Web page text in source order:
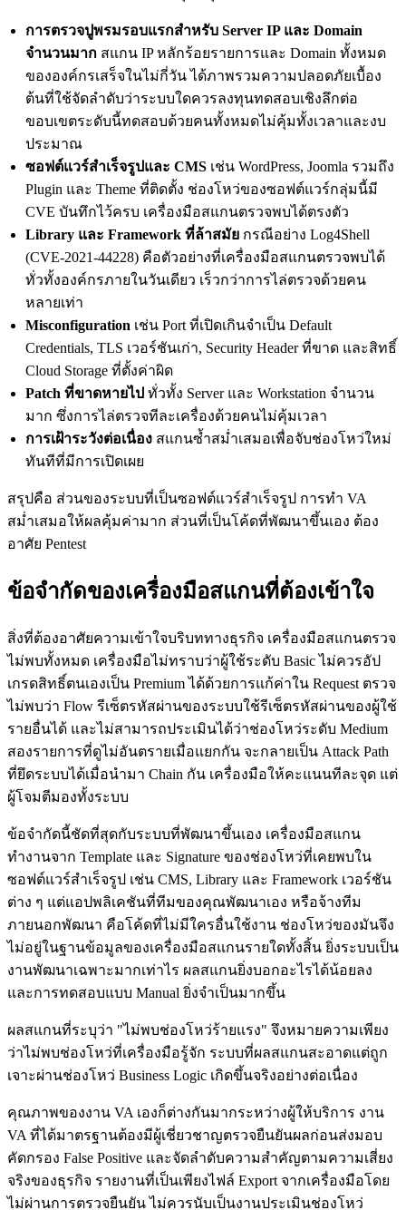
การตรวจปูพรมรอบแรกสำหรับ Server IP และ Domain
จำนวนมาก สแกน IP หลักร้อยรายการและ Domain ทั้งหมด
ขององค์กรเสร็จในไม่กี่วัน ได้ภาพรวมความปลอดภัยเบื้อง
ต้นที่ใช้จัดลำดับว่าระบบใดควรลงทุนทดสอบเชิงลึกต่อ
ขอบเขตระดับนี้ทดสอบด้วยคนทั้งหมดไม่คุ้มทั้งเวลาและงบ
ประมาณ
ซอฟต์แวร์สำเร็จรูปและ CMS เช่น WordPress, Joomla รวมถึง
Plugin และ Theme ที่ติดตั้ง ช่องโหว่ของซอฟต์แวร์กลุ่มนี้มี
CVE บันทึกไว้ครบ เครื่องมือสแกนตรวจพบได้ตรงตัว
Library และ Framework ที่ล้าสมัย กรณีอย่าง Log4Shell
(CVE-2021-44228) คือตัวอย่างที่เครื่องมือสแกนตรวจพบได้
ทั่วทั้งองค์กรภายในวันเดียว เร็วกว่าการไล่ตรวจด้วยคน
หลายเท่า
Misconfiguration เช่น Port ที่เปิดเกินจำเป็น Default
Credentials, TLS เวอร์ชันเก่า, Security Header ที่ขาด และสิทธิ์
Cloud Storage ที่ตั้งค่าผิด
Patch ที่ขาดหายไป ทั่วทั้ง Server และ Workstation จำนวน
มาก ซึ่งการไล่ตรวจทีละเครื่องด้วยคนไม่คุ้มเวลา
การเฝ้าระวังต่อเนื่อง สแกนซ้ำสม่ำเสมอเพื่อจับช่องโหว่ใหม่
ทันทีที่มีการเปิดเผย
สรุปคือ ส่วนของระบบที่เป็นซอฟต์แวร์สำเร็จรูป การทำ VA
สม่ำเสมอให้ผลคุ้มค่ามาก ส่วนที่เป็นโค้ดที่พัฒนาขึ้นเอง ต้อง
อาศัย Pentest
ข้อจำกัดของเครื่องมือสแกนที่ต้องเข้าใจ
สิ่งที่ต้องอาศัยความเข้าใจบริบททางธุรกิจ เครื่องมือสแกนตรวจ
ไม่พบทั้งหมด เครื่องมือไม่ทราบว่าผู้ใช้ระดับ Basic ไม่ควรอัป
เกรดสิทธิ์ตนเองเป็น Premium ได้ด้วยการแก้ค่าใน Request ตรวจ
ไม่พบว่า Flow รีเซ็ตรหัสผ่านของระบบใช้รีเซ็ตรหัสผ่านของผู้ใช้
รายอื่นได้ และไม่สามารถประเมินได้ว่าช่องโหว่ระดับ Medium
สองรายการที่ดูไม่อันตรายเมื่อแยกกัน จะกลายเป็น Attack Path
ที่ยึดระบบได้เมื่อนำมา Chain กัน เครื่องมือให้คะแนนทีละจุด แต่
ผู้โจมตีมองทั้งระบบ
ข้อจำกัดนี้ชัดที่สุดกับระบบที่พัฒนาขึ้นเอง เครื่องมือสแกน
ทำงานจาก Template และ Signature ของช่องโหว่ที่เคยพบใน
ซอฟต์แวร์สำเร็จรูป เช่น CMS, Library และ Framework เวอร์ชัน
ต่าง ๆ แต่แอปพลิเคชันที่ทีมของคุณพัฒนาเอง หรือจ้างทีม
ภายนอกพัฒนา คือโค้ดที่ไม่มีใครอื่นใช้งาน ช่องโหว่ของมันจึง
ไม่อยู่ในฐานข้อมูลของเครื่องมือสแกนรายใดทั้งสิ้น ยิ่งระบบเป็น
งานพัฒนาเฉพาะมากเท่าไร ผลสแกนยิ่งบอกอะไรได้น้อยลง
และการทดสอบแบบ Manual ยิ่งจำเป็นมากขึ้น
ผลสแกนที่ระบุว่า "ไม่พบช่องโหว่ร้ายแรง" จึงหมายความเพียง
ว่าไม่พบช่องโหว่ที่เครื่องมือรู้จัก ระบบที่ผลสแกนสะอาดแต่ถูก
เจาะผ่านช่องโหว่ Business Logic เกิดขึ้นจริงอย่างต่อเนื่อง
คุณภาพของงาน VA เองก็ต่างกันมากระหว่างผู้ให้บริการ งาน
VA ที่ได้มาตรฐานต้องมีผู้เชี่ยวชาญตรวจยืนยันผลก่อนส่งมอบ
คัดกรอง False Positive และจัดลำดับความสำคัญตามความเสี่ยง
จริงของธุรกิจ รายงานที่เป็นเพียงไฟล์ Export จากเครื่องมือโดย
ไม่ผ่านการตรวจยืนยัน ไม่ควรนับเป็นงานประเมินช่องโหว่